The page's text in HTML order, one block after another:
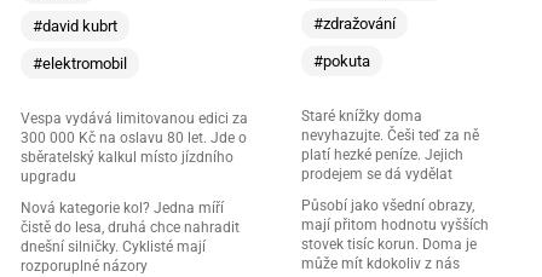
#david kubrt
#elektromobil
Vespa vydává limitovanou edici za
300 000 Kč na oslavu 80 let. Jde o
sběratelský kalkul místo jízdního
upgradu
Nová kategorie kol? Jedna míří
čistě do lesa, druhá chce nahradit
dnešní silničky. Cyklisté mají
rozporuplné názory
#zdražování
#pokuta
Staré knížky doma
nevyhazujte. Češi teď za ně
platí hezké peníze. Jejich
prodejem se dá vydělat
Působí jako všední obrazy,
mají přitom hodnotu vyšších
stovek tisíc korun. Doma je
může mít kdokoliv z nás